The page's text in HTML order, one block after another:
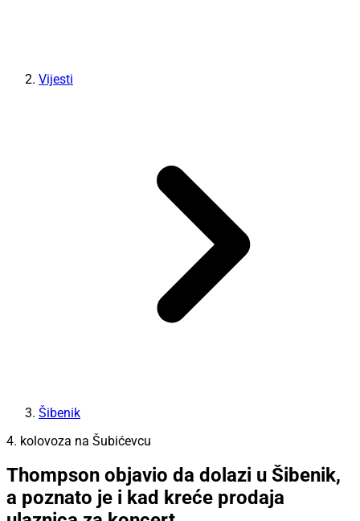
Vijesti
Šibenik
4. kolovoza na Šubićevcu
Thompson objavio da dolazi u Šibenik,
a poznato je i kad kreće prodaja